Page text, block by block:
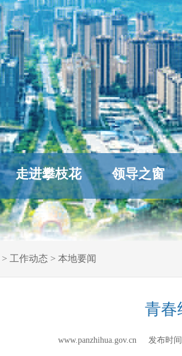
走进攀枝花 领导之窗
> 工作动态 > 本地要闻
青春
www.panzhihua.gov.cn 发布时